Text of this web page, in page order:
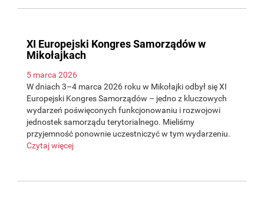
XI Europejski Kongres Samorządów w
Mikołajkach
5 marca 2026
W dniach 3–4 marca 2026 roku w Mikołajki odbył się XI
Europejski Kongres Samorządów – jedno z kluczowych
wydarzeń poświęconych funkcjonowaniu i rozwojowi
jednostek samorządu terytorialnego. Mieliśmy
przyjemność ponownie uczestniczyć w tym wydarzeniu.
Czytaj więcej